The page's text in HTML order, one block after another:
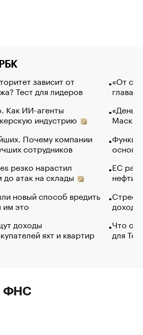
зависит от
Тест для лидеров
Как ИИ-агенты
индустрию
Почему компании
сотрудников
резко нарастил
атак на склады
новый способ вредить
это
доходы
яхт и квартир
«От
глава
Маск в
основ
ЕС
нефти
Что
для
ФНС